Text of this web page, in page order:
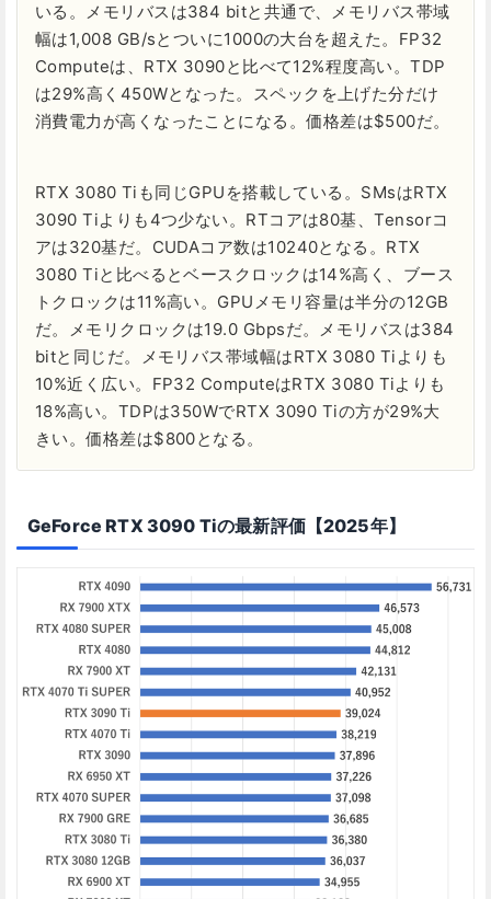
いる。メモリバスは384 bitと共通で、メモリバス帯域
幅は1,008 GB/sとついに1000の大台を超えた。FP32
Computeは、RTX 3090と比べて12%程度高い。TDP
は29%高く450Wとなった。スペックを上げた分だけ
消費電力が高くなったことになる。価格差は$500だ。
RTX 3080 Tiも同じGPUを搭載している。SMsはRTX
3090 Tiよりも4つ少ない。RTコアは80基、Tensorコ
アは320基だ。CUDAコア数は10240となる。RTX
3080 Tiと比べるとベースクロックは14%高く、ブース
トクロックは11%高い。GPUメモリ容量は半分の12GB
だ。メモリクロックは19.0 Gbpsだ。メモリバスは384
bitと同じだ。メモリバス帯域幅はRTX 3080 Tiよりも
10%近く広い。FP32 ComputeはRTX 3080 Tiよりも
18%高い。TDPは350WでRTX 3090 Tiの方が29%大
きい。価格差は$800となる。
GeForce RTX 3090 Tiの最新評価【2025年】